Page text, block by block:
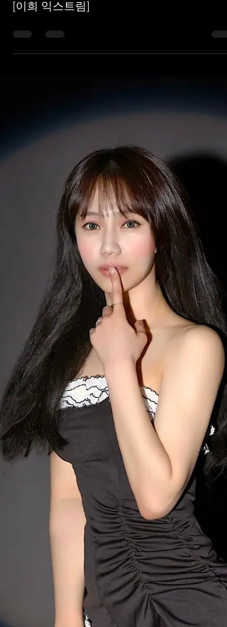
Kim Woo-hyun 김우현 하드 코어 : LEHC-120
[이희 익스트림]